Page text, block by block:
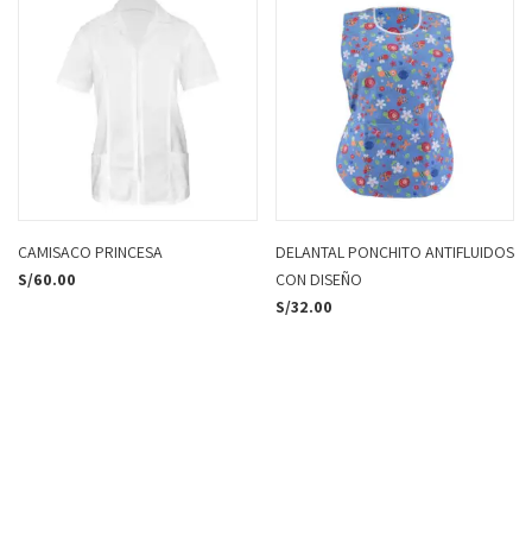
CAMISACO PRINCESA
S/60.00
DELANTAL PONCHITO ANTIFLUIDOS
CON DISEÑO
S/32.00